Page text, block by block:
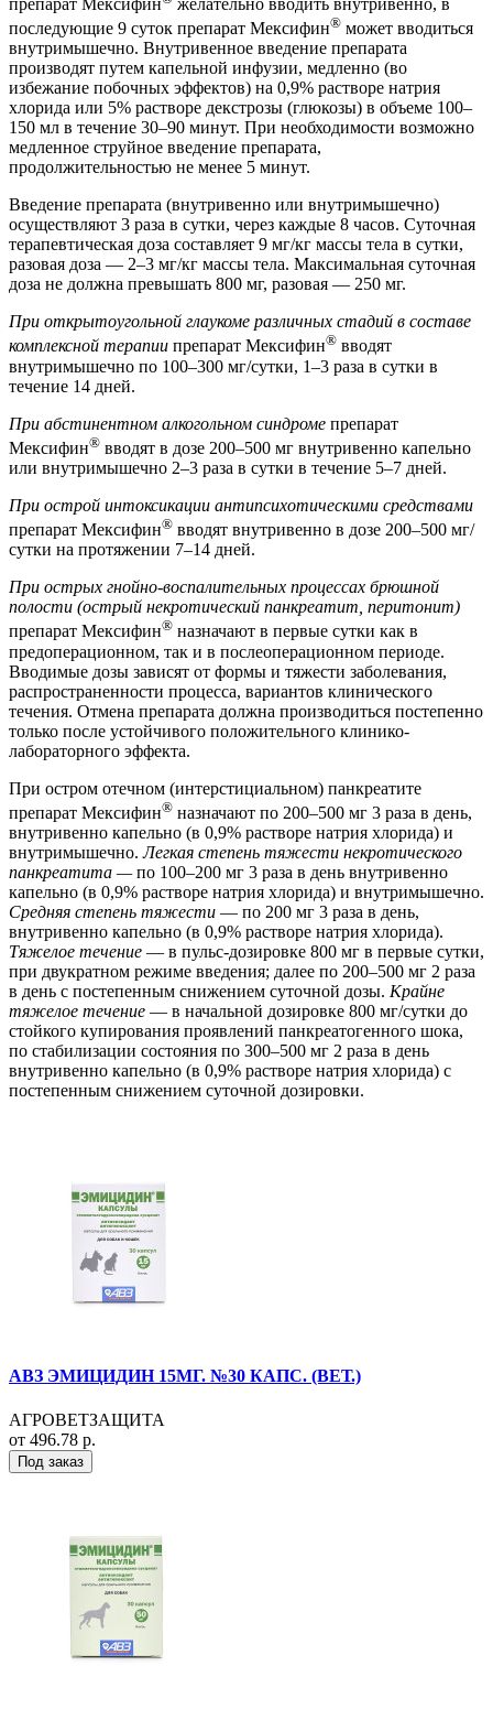
препарат Мексифин
желательно вводить внутривенно, в
последующие 9 суток препарат Мексифин® может вводиться
внутримышечно. Внутривенное введение препарата
производят путем капельной инфузии, медленно (во
избежание побочных эффектов) на 0,9% растворе натрия
хлорида или 5% растворе декстрозы (глюкозы) в объеме 100–
150 мл в течение 30–90 минут. При необходимости возможно
медленное струйное введение препарата,
продолжительностью не менее 5 минут.
Введение препарата (внутривенно или внутримышечно)
осуществляют 3 раза в сутки, через каждые 8 часов. Суточная
терапевтическая доза составляет 9 мг/кг массы тела в сутки,
разовая доза — 2–3 мг/кг массы тела. Максимальная суточная
доза не должна превышать 800 мг, разовая — 250 мг.
При открытоугольной глаукоме различных стадий в составе
комплексной терапии препарат Мексифин® вводят
внутримышечно по 100–300 мг/сутки, 1–3 раза в сутки в
течение 14 дней.
При абстинентном алкогольном синдроме препарат
Мексифин® вводят в дозе 200–500 мг внутривенно капельно
или внутримышечно 2–3 раза в сутки в течение 5–7 дней.
При острой интоксикации антипсихотическими средствами
препарат Мексифин® вводят внутривенно в дозе 200–500 мг/
сутки на протяжении 7–14 дней.
При острых гнойно-воспалительных процессах брюшной
полости (острый некротический панкреатит, перитонит)
препарат Мексифин® назначают в первые сутки как в
предоперационном, так и в послеоперационном периоде.
Вводимые дозы зависят от формы и тяжести заболевания,
распространенности процесса, вариантов клинического
течения. Отмена препарата должна производиться постепенно
только после устойчивого положительного клинико-
лабораторного эффекта.
При остром отечном (интерстициальном) панкреатите
препарат Мексифин® назначают по 200–500 мг 3 раза в день,
внутривенно капельно (в 0,9% растворе натрия хлорида) и
внутримышечно.Легкая степень тяжести некротического
панкреатита —по 100–200 мг 3 раза в день внутривенно
капельно (в 0,9% растворе натрия хлорида) и внутримышечно.
Средняя степень тяжести — по 200 мг 3 раза в день,
внутривенно капельно (в 0,9% растворе натрия хлорида).
Тяжелое течение — в пульс-дозировке 800 мг в первые сутки,
при двукратном режиме введения; далее по 200–500 мг 2 раза
в день с постепенным снижением суточной дозы. Крайне
тяжелое течение — в начальной дозировке 800 мг/сутки до
стойкого купирования проявлений панкреатогенного шока,
по стабилизации состояния по 300–500 мг 2 раза в день
внутривенно капельно (в 0,9% растворе натрия хлорида) с
постепенным снижением суточной дозировки.
АВЗ ЭМИЦИДИН 15МГ. №30 КАПС. (ВЕТ.)
АГРОВЕТЗАЩИТА
от 496.78 р.
Под заказ